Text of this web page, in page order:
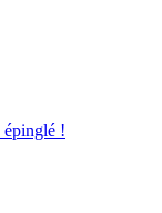
épinglé !